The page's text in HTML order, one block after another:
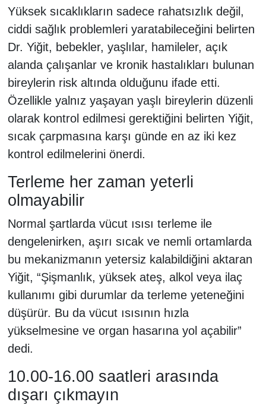
Yüksek sıcaklıkların sadece rahatsızlık değil,
ciddi sağlık problemleri yaratabileceğini belirten
Dr. Yiğit, bebekler, yaşlılar, hamileler, açık
alanda çalışanlar ve kronik hastalıkları bulunan
bireylerin risk altında olduğunu ifade etti.
Özellikle yalnız yaşayan yaşlı bireylerin düzenli
olarak kontrol edilmesi gerektiğini belirten Yiğit,
sıcak çarpmasına karşı günde en az iki kez
kontrol edilmelerini önerdi.
Terleme her zaman yeterli
olmayabilir
Normal şartlarda vücut ısısı terleme ile
dengelenirken, aşırı sıcak ve nemli ortamlarda
bu mekanizmanın yetersiz kalabildiğini aktaran
Yiğit, “Şişmanlık, yüksek ateş, alkol veya ilaç
kullanımı gibi durumlar da terleme yeteneğini
düşürür. Bu da vücut ısısının hızla
yükselmesine ve organ hasarına yol açabilir”
dedi.
10.00-16.00 saatleri arasında
dışarı çıkmayın